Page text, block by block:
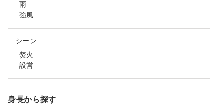
雨
強風
シーン
焚火
設営
身長から探す